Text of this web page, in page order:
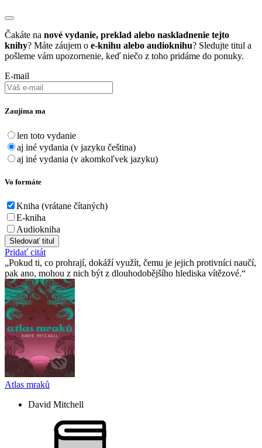
Čakáte na nové vydanie, preklad alebo naskladnenie tejto
knihy? Máte záujem o e-knihu alebo audioknihu? Sledujte titul a
pošleme vám upozornenie, keď niečo z toho pridáme do ponuky.
E-mail
Zaujíma ma
len toto vydanie
aj iné vydania (v jazyku čeština)
aj iné vydania (v akomkoľvek jazyku)
Vo formáte
Kniha (vrátane čítaných)
E-kniha
Audiokniha
Sledovať titul
Pridať citát
Pokud ti, co prohrají, dokáží využít, čemu je jejich protivníci naučí,
pak ano, mohou z nich být z dlouhodobějšího hlediska vítězové.
Atlas mraků
David Mitchell